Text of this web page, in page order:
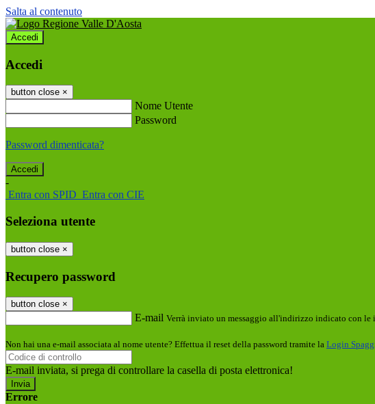
Salta al contenuto
Accedi
Accedi
button close ×
Nome Utente
Password
Password dimenticata?
-
Entra con SPID Entra con CIE
Seleziona utente
button close ×
Recupero password
button close ×
E-mail Verrà inviato un messaggio all'indirizzo indicato con le
Non hai una e-mail associata al nome utente? Effettua il reset della password tramite la Login
E-mail inviata, si prega di controllare la casella di posta elettronica!
Errore